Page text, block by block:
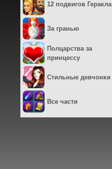
12 подвигов Геракла
За гранью
Полцарства за
принцессу
Стильные девчонки
Все части